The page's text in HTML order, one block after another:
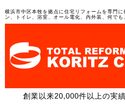
横浜市中区本牧を拠点に住宅リフォームを専門
ン、トイレ、浴室、オール電化、内外装、何でも
創業以来20,000件以上の実